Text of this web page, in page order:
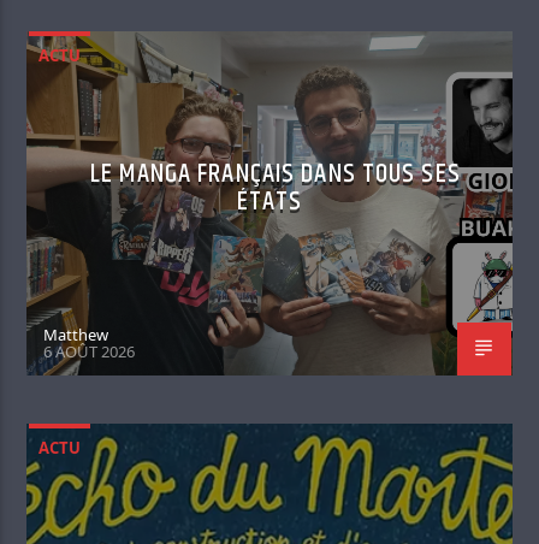
ACTU
LE MANGA FRANÇAIS DANS TOUS SES
ÉTATS
Matthew
6 AOÛT 2026
ACTU